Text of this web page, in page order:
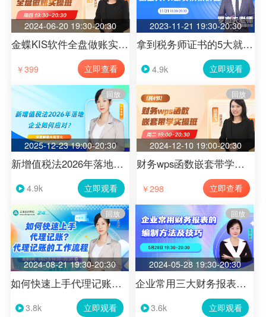
2024-06-20 19:30-20:30
金蝶KIS软件全盘做账实操班 (软件带学）—第6节
￥399 立即查看
2023-11-21 19:30-20:30
拿到税务师证书的5大就业方向！薪资前景对比
4.9k 立即观看
2025-12-23 19:00-20:30
回放
新增值税法2026年落地，企业如何应对?
4.9k 立即观看
2024-12-10 19:00-20:30
回放
财务wps函数嵌套带学实操班
￥298 立即查看
2024-08-21 19:30-20:30
回放
如何快速上手代理记账？代理记账的工作流程
3.8k 立即观看
2024-05-28 19:30-20:30
回放
企业常用三大财务报表的编制方法与技巧
3.6k 立即观看